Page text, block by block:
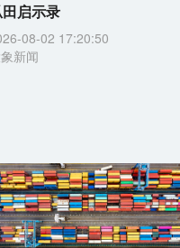
启示录
08-02 17:20:50
新闻